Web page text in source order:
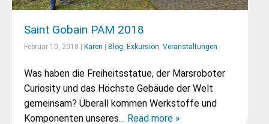
Saint Gobain PAM 2018
Februar 10, 2018 | Karen Blog, Exkursion, Veranstaltungen
Was haben die Freiheitsstatue, der Marsroboter
Curiosity und das Höchste Gebäude der Welt
gemeinsam? Überall kommen Werkstoffe und
Komponenten unseres… Read more »